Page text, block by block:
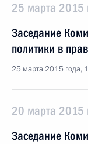
25 марта 2015
Заседание
политики в
25 марта 2015 года,
20 марта 2015
Заседание